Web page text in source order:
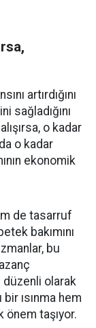
artırdığını
sağladığını
o kadar
o kadar
ekonomik
de tasarruf
bakımını
bu
düzenli olarak
bir ısınma hem
taşıyor.